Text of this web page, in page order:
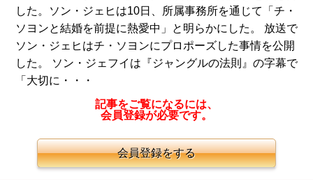
した。ソン・ジェヒは10日、所属事務所を通じて「チ・
ソヨンと結婚を前提に熱愛中」と明らかにした。 放送で
ソン・ジェヒはチ・ソヨンにプロポーズした事情を公開
した。 ソン・ジェフイは『ジャングルの法則』の字幕で
「大切に・・・
記事をご覧になるには、
会員登録が必要です。
会員登録をする